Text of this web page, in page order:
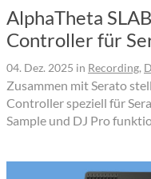
AlphaTheta
Controller für
04. Dez. 2025 in Recording,
Zusammen mit Serato
Controller speziell für
Sample und DJ Pro